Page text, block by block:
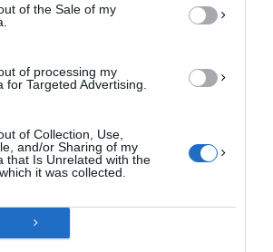
of the Sale of my
of processing my
for Targeted Advertising.
of Collection, Use,
and/or Sharing of my
that Is Unrelated with the
it was collected.
ΠΡΟΤΙΜΉΣΕΩΝ